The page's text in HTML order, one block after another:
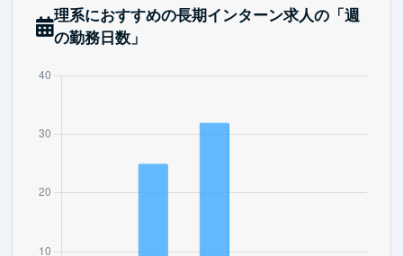
理系におすすめの長期インターン求人の「週
の勤務日数」